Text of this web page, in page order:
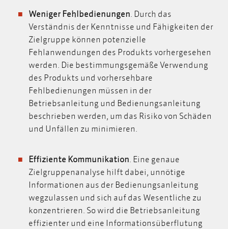
Weniger Fehlbedienungen Durch das
Verständnis der Kenntnisse und Fähigkeiten der
Zielgruppe können potenzielle
Fehlanwendungen des Produkts vorhergesehen
werden. Die bestimmungsgemäße Verwendung
des Produkts und vorhersehbare
Fehlbedienungen müssen in der
Betriebsanleitung und Bedienungsanleitung
beschrieben werden, um das Risiko von Schäden
und Unfällen zu minimieren.
Effiziente Kommunikation. Eine genaue
Zielgruppenanalyse hilft dabei, unnötige
Informationen aus der Bedienungsanleitung
wegzulassen und sich auf das Wesentliche zu
konzentrieren. So wird die Betriebsanleitung
effizienter und eine Informationsüberflutung